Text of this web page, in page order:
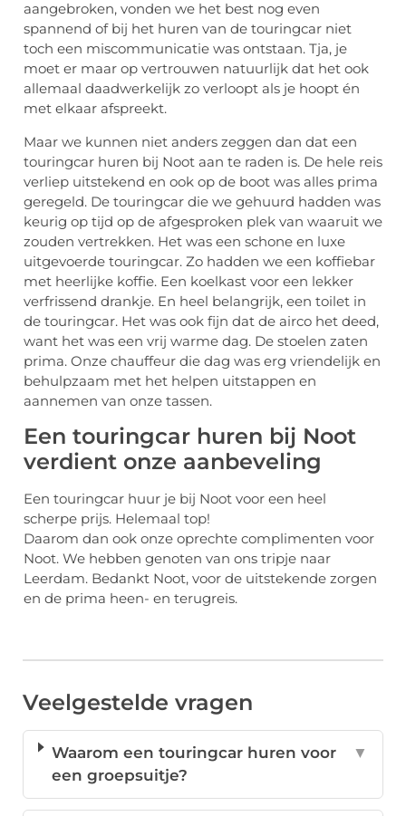
aangebroken, vonden we het best nog even
spannend of bij het huren van de touringcar niet
toch een miscommunicatie was ontstaan. Tja, je
moet er maar op vertrouwen natuurlijk dat het ook
allemaal daadwerkelijk zo verloopt als je hoopt én
met elkaar afspreekt.
Maar we kunnen niet anders zeggen dan dat een
touringcar huren bij Noot aan te raden is. De hele reis
verliep uitstekend en ook op de boot was alles prima
geregeld. De touringcar die we gehuurd hadden was
keurig op tijd op de afgesproken plek van waaruit we
zouden vertrekken. Het was een schone en luxe
uitgevoerde touringcar. Zo hadden we een koffiebar
met heerlijke koffie. Een koelkast voor een lekker
verfrissend drankje. En heel belangrijk, een toilet in
de touringcar. Het was ook fijn dat de airco het deed,
want het was een vrij warme dag. De stoelen zaten
prima. Onze chauffeur die dag was erg vriendelijk en
behulpzaam met het helpen uitstappen en
aannemen van onze tassen.
Een touringcar huren bij Noot
verdient onze aanbeveling
Een touringcar huur je bij Noot voor een heel
scherpe prijs. Helemaal top!
Daarom dan ook onze oprechte complimenten voor
Noot. We hebben genoten van ons tripje naar
Leerdam. Bedankt Noot, voor de uitstekende zorgen
en de prima heen- en terugreis.
Veelgestelde vragen
Waarom een touringcar huren voor
een groepsuitje?
▼